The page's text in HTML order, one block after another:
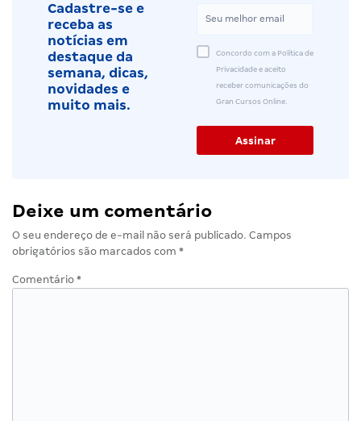
Cadastre-se e
receba as
notícias em
destaque da
semana, dicas,
novidades e
muito mais.
Concordo com a Política de
Privacidade e aceito
receber comunicações do
Gran Cursos Online.
Deixe um comentário
O seu endereço de e-mail não será publicado. Campos
obrigatórios são marcados com *
Comentário *